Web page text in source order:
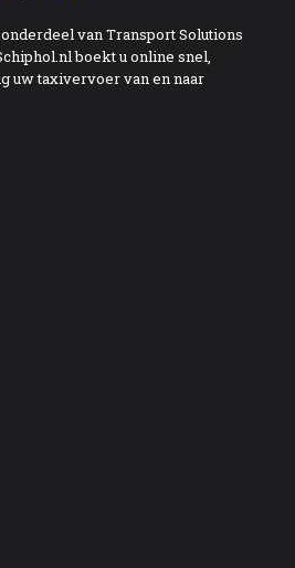
van Transport Solutions
boekt u online snel,
uw taxivervoer van en naar